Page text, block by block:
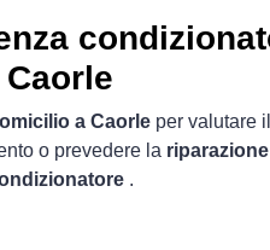
Caorle
a Caorle per valutare
o prevedere la
.